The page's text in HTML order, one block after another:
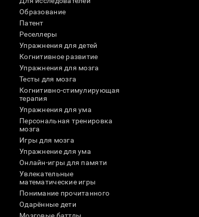
Образование
Патент
Реселлеры
Упражнения для детей
Когнитивное развитие
Упражнения для мозга
Тесты для мозга
Когнитивно-стимулирующая
терапия
Упражнения для ума
Персональная тренировка
мозга
Игры для мозга
Упражнение для ума
Онлайн-игры для памяти
Увлекательные
математические игры
Понимание прочитанного
Одарённые дети